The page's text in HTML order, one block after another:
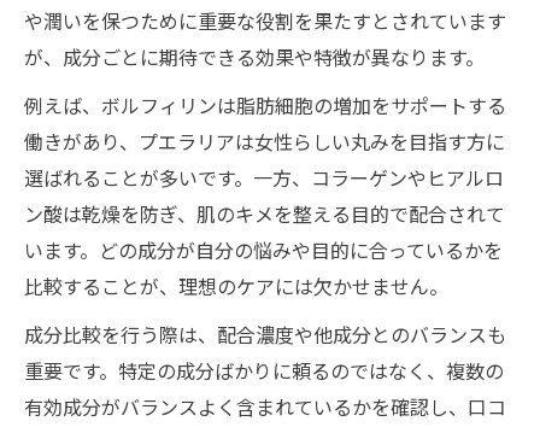
や潤いを保つために重要な役割を果たすとされています
が、成分ごとに期待できる効果や特徴が異なります。
例えば、ボルフィリンは脂肪細胞の増加をサポートする
働きがあり、プエラリアは女性らしい丸みを目指す方に
選ばれることが多いです。一方、コラーゲンやヒアルロ
ン酸は乾燥を防ぎ、肌のキメを整える目的で配合されて
います。どの成分が自分の悩みや目的に合っているかを
比較することが、理想のケアには欠かせません。
成分比較を行う際は、配合濃度や他成分とのバランスも
重要です。特定の成分ばかりに頼るのではなく、複数の
有効成分がバランスよく含まれているかを確認し、口コ